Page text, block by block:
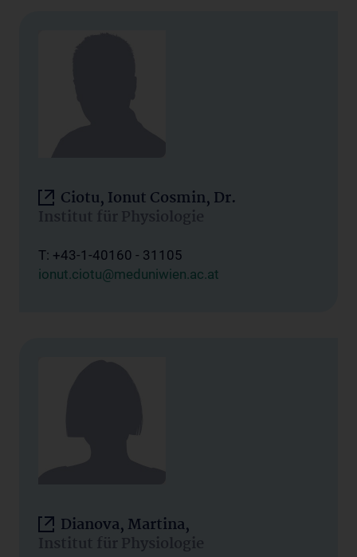
Ciotu, Ionut Cosmin, Dr.
Institut für Physiologie
T: +43-1-40160 - 31105
ionut.ciotu@meduniwien.ac.at
Dianova, Martina,
Institut für Physiologie